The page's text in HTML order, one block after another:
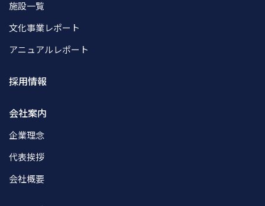
施設一覧
文化事業レポート
アニュアルレポート
採用情報
会社案内
企業理念
代表挨拶
会社概要